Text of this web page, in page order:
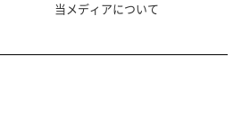
当メディアについて